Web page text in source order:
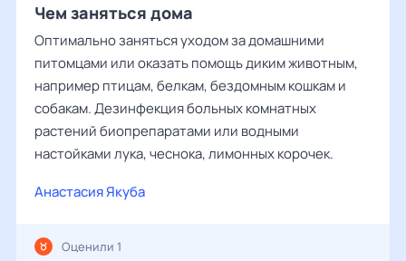
Чем заняться дома
Оптимально заняться уходом за домашними
питомцами или оказать помощь диким животным,
например птицам, белкам, бездомным кошкам и
собакам. Дезинфекция больных комнатных
растений биопрепаратами или водными
настойками лука, чеснока, лимонных корочек.
Анастасия Якуба
Оценили 1